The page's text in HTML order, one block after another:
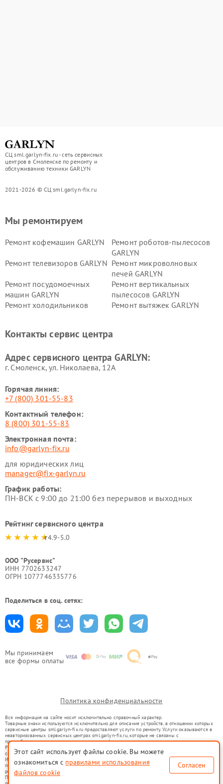
СЦ sml.garlyn-fix.ru - сеть сервисных
центров в Смоленске по ремонту и
обслуживанию техники GARLYN
2021-2026 © СЦ sml.garlyn-fix.ru
Мы принимаем
все формы оплаты
Мы ремонтируем
Ремонт кофемашин GARLYN
Ремонт роботов-пылесосов
GARLYN
Ремонт телевизоров GARLYN Ремонт микроволновых
печей GARLYN
Ремонт посудомоечных
машин GARLYN
Ремонт вертикальных
пылесосов GARLYN
Ремонт холодильников
Ремонт вытяжек GARLYN
стеклоочистителей GARLYN
GARLYN
GARLYN
Контакты сервис центра
Адрес сервисного центра GARLYN:
г. Смоленск, ул. Николаева, 12А
Горячая линия:
+7 (800) 301-55-83
Контактный телефон:
8 (800) 301-55-83
Электронная почта:
info@garlyn-fix.ru
для юридических лиц
manager@fix-garlyn.ru
График работы:
ПН-ВСК с 9:00 до 21:00 без перерывов и выходных
Рейтинг сервисного центра
4.9-5.0
ООО "Русервис"
ИНН 7702633247
ОГРН 1077746335776
Поделиться в соц. сетях:
Политика конфиденциальности
Вся информация на сайте носит исключительно справочный характер.
Товарные знаки используются исключительно для описания устройств, в отношении которых
сервисные центры sml.garlyn-fix.ru предоставляют услуги по ремонту. Услуги оказываются в
неавторизованных сервисных центрах sml.garlyn-fix.ru, которые не связаны с
правообладателями товарных знаков или их официальными представителями.
Ремонт осуществляется для устройств, уже введенных в гражданский оборот в соответствии
со статьей 1487 ГК РФ.
Использование товарных знаков не преследует цели индивидуализации услуг или введения
потребителей в заблуждение, а служит для информирования о предоставляемых услугах по
ремонту техники указанных брендов.
Представленная на сайте информация не является публичной офертой, определяемой
Этот сайт использует файлы cookie. Вы можете
ознакомиться с правилами использования
файлов cookie
Согласен